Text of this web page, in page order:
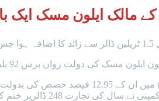
کے مالک ایلون مسک ایک
کی دولت رواں برس 92 بلین ڈالر کے اضافے سے 232 بلین ڈالر تک پہنچ گئی ہے۔
بلومبرگ کی رپورٹ کے مطابق ایلون مسک کی دولت
جو کہ پچھلے سال کے مقابلے میں 130 فیصد زیادہ ہے۔